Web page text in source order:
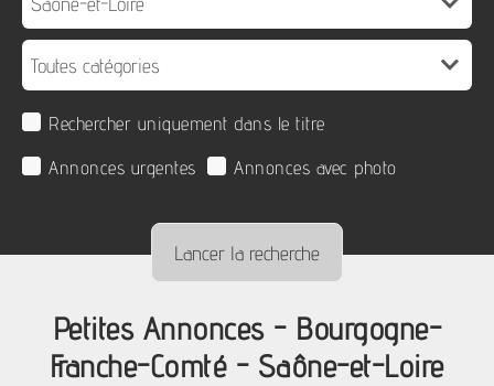
Rechercher uniquement dans le titre
Annonces urgentes
Annonces avec photo
Petites Annonces - Bourgogne-
Franche-Comté - Saône-et-Loire